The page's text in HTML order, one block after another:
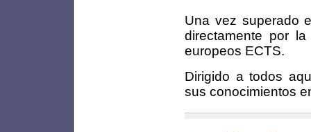
Una vez superado
directamente por
europeos ECTS.
Dirigido a todos
sus conocimientos